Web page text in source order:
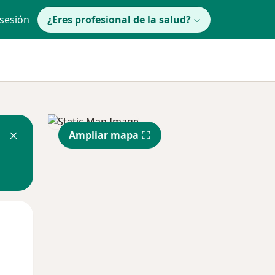
¿Eres profesional de la salud?
Ampliar mapa